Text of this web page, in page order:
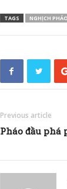
TAGS NGHỊCH PHÁO
Previous article
Pháo đầu phá